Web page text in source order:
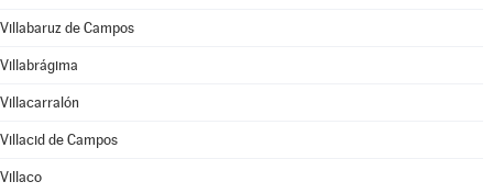
Villabaruz de Campos
Villabrágima
Villacarralón
Villacid de Campos
Villaco